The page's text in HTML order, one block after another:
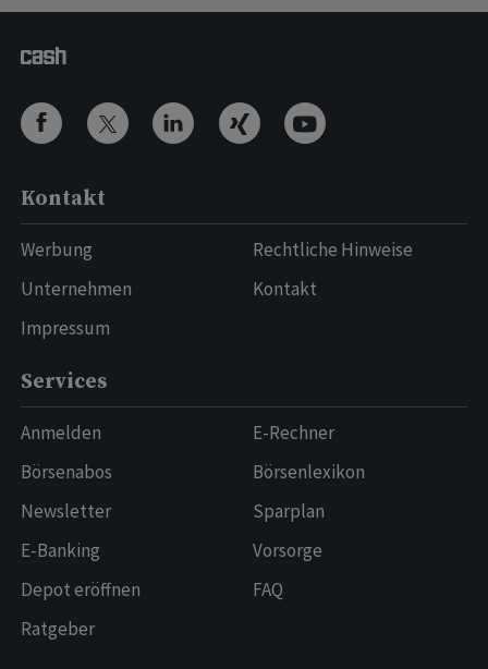
Kontakt
Werbung
Unternehmen
Impressum
Rechtliche Hinweise
Kontakt
Services
Anmelden
Börsenabos
Newsletter
E-Banking
Depot eröffnen
Ratgeber
E-Rechner
Börsenlexikon
Sparplan
Vorsorge
FAQ